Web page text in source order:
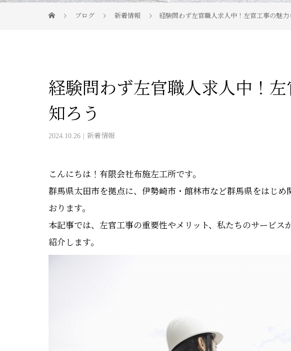
ブログ 新着情報 経験問わず左官職人求人中！左官工事の魅力
経験問わず左官職人求人中！
知ろう
2024.10.26 新着情報
こんにちは！有限会社布施左工所です。
群馬県太田市を拠点に、伊勢崎市・館林市など群馬県をはじめ
おります。
本記事では、左官工事の重要性やメリット、私たちのサービス
紹介します。